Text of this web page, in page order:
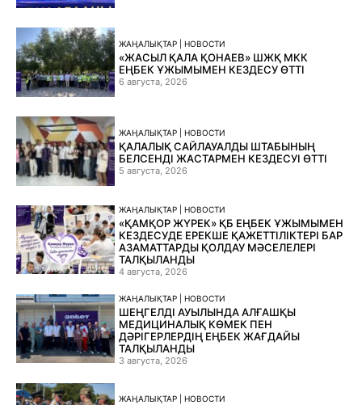
ЖАҢАЛЫҚТАР | НОВОСТИ
«ЖАСЫЛ ҚАЛА ҚОНАЕВ» ШЖҚ МКК
ЕҢБЕК ҰЖЫМЫМЕН КЕЗДЕСУ ӨТТІ
6 августа, 2026
ЖАҢАЛЫҚТАР | НОВОСТИ
ҚАЛАЛЫҚ САЙЛАУАЛДЫ ШТАБЫНЫҢ
БЕЛСЕНДІ ЖАСТАРМЕН КЕЗДЕСУІ ӨТТІ
5 августа, 2026
ЖАҢАЛЫҚТАР | НОВОСТИ
«ҚАМҚОР ЖҮРЕК» ҚБ ЕҢБЕК ҰЖЫМЫМЕН
КЕЗДЕСУДЕ ЕРЕКШЕ ҚАЖЕТТІЛІКТЕРІ БАР
АЗАМАТТАРДЫ ҚОЛДАУ МӘСЕЛЕЛЕРІ
ТАЛҚЫЛАНДЫ
4 августа, 2026
ЖАҢАЛЫҚТАР | НОВОСТИ
ШЕҢГЕЛДІ АУЫЛЫНДА АЛҒАШҚЫ
МЕДИЦИНАЛЫҚ КӨМЕК ПЕН
ДӘРІГЕРЛЕРДІҢ ЕҢБЕК ЖАҒДАЙЫ
ТАЛҚЫЛАНДЫ
3 августа, 2026
ЖАҢАЛЫҚТАР | НОВОСТИ